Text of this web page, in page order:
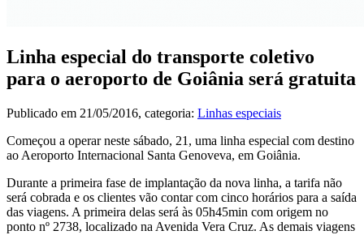
Linha especial do transporte coletivo
para o aeroporto de Goiânia será gratuita
Publicado em 21/05/2016, categoria: Linhas especiais
Começou a operar neste sábado, 21, uma linha especial com destino
ao Aeroporto Internacional Santa Genoveva, em Goiânia.
Durante a primeira fase de implantação da nova linha, a tarifa não
será cobrada e os clientes vão contar com cinco horários para a saída
das viagens. A primeira delas será às 05h45min com origem no
ponto nº 2738, localizado na Avenida Vera Cruz. As demais viagens